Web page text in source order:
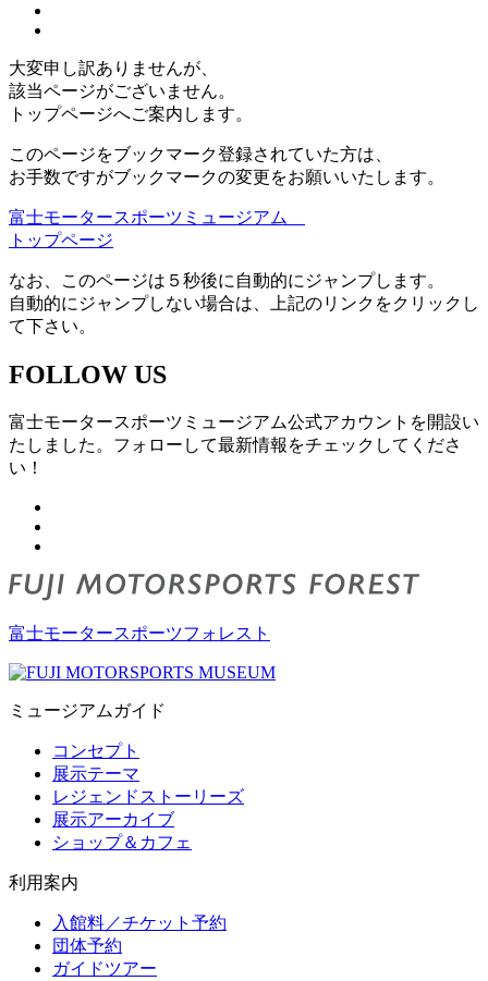
大変申し訳ありませんが、
該当ページがございません。
トップページへご案内します。
このページをブックマーク登録されていた方は、
お手数ですがブックマークの変更をお願いいたします。
富士モータースポーツミュージアム
トップページ
なお、このページは５秒後に自動的にジャンプします。
自動的にジャンプしない場合は、上記のリンクをクリックし
て下さい。
FOLLOW US
富士モータースポーツミュージアム公式アカウントを開設い
たしました。フォローして最新情報をチェックしてくださ
い！
富士モータースポーツフォレスト
ミュージアムガイド
コンセプト
展示テーマ
レジェンドストーリーズ
展示アーカイブ
ショップ＆カフェ
利用案内
入館料／チケット予約
団体予約
ガイドツアー